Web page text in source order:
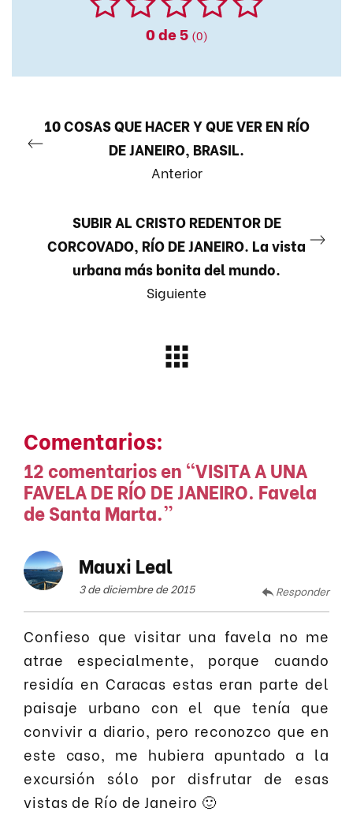
0de 5 (0)
10 COSAS QUE HACER Y QUE VER EN RÍO
DE JANEIRO, BRASIL.
Anterior
SUBIR AL CRISTO REDENTOR DE
CORCOVADO, RÍO DE JANEIRO. La vista
urbana más bonita del mundo.
Siguiente
Comentarios:
12 comentarios en “VISITA A UNA
FAVELA DE RÍO DE JANEIRO. Favela
de Santa Marta.”
Mauxi Leal
3 de diciembre de 2015 Responder
Confieso que visitar una favela no me
atrae especialmente, porque cuando
residía en Caracas estas eran parte del
paisaje urbano con el que tenía que
convivir a diario, pero reconozco que en
este caso, me hubiera apuntado a la
excursión sólo por disfrutar de esas
vistas de Río de Janeiro 🙂